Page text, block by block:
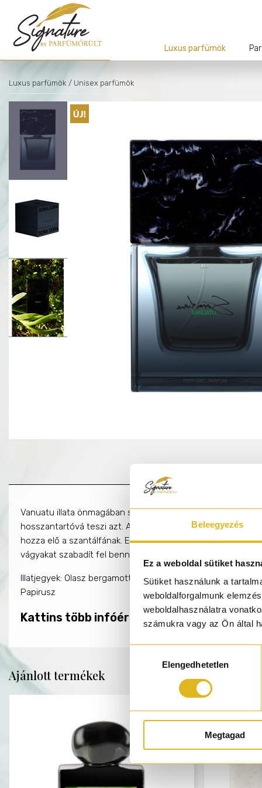
Beleegyezés
Ez a weboldal sütiket
Sütiket használunk a
weboldalforgalmunk
weboldalhasználatra
számukra vagy az Ön által
kiválasztásaElengedhetetlen
Megtagad
Luxus parfümök
Luxus parfümök / Unisex parfümök
Vanuatu illata önmagában sugározza az eleganciát.
hosszantartóvá teszi azt. Az illat természetessége és
hozza elő a szantálfának. Egyedülállóan virágos és fás
vágyakat szabadít fel benned, melyekre nem is
Illatjegyek: Olasz bergamott, Kardamom, Rebarbara,
Papirusz
Kattins több infóért a SORA DORA
Ajánlott termékek